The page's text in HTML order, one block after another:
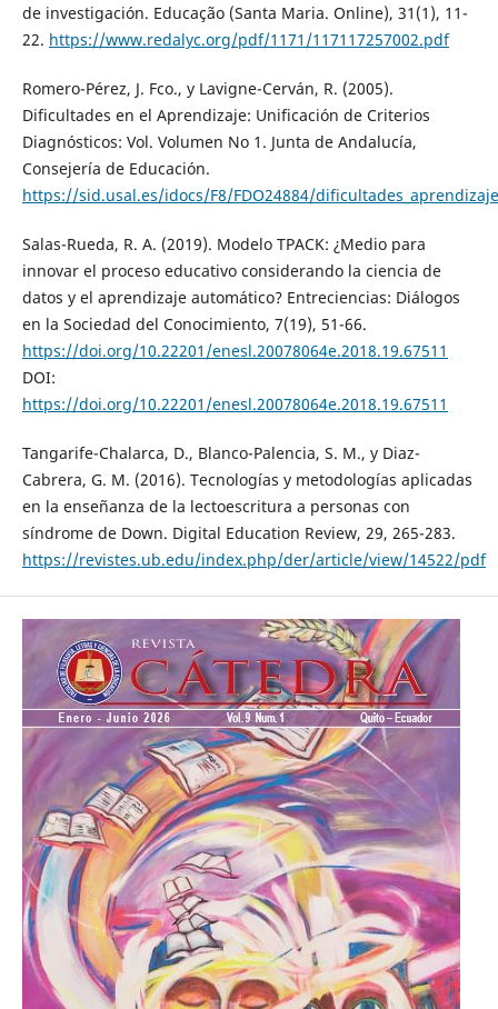
de investigación. Educação (Santa Maria. Online), 31(1), 11-
22. https://www.redalyc.org/pdf/1171/117117257002.pdf
Romero-Pérez, J. Fco., y Lavigne-Cerván, R. (2005).
Dificultades en el Aprendizaje: Unificación de Criterios
Diagnósticos: Vol. Volumen No 1. Junta de Andalucía,
Consejería de Educación.
https://sid.usal.es/idocs/F8/FDO24884/
Salas-Rueda, R. A. (2019). Modelo TPACK: ¿Medio para
innovar el proceso educativo considerando la ciencia de
datos y el aprendizaje automático? Entreciencias: Diálogos
en la Sociedad del Conocimiento, 7(19), 51-66.
https://doi.org/10.22201/enesl.20078064e.2018.19.67511
DOI:
https://doi.org/10.22201/enesl.20078064e.2018.19.67511
Tangarife-Chalarca, D., Blanco-Palencia, S. M., y Diaz-
Cabrera, G. M. (2016). Tecnologías y metodologías aplicadas
en la enseñanza de la lectoescritura a personas con
síndrome de Down. Digital Education Review, 29, 265-283.
https://revistes.ub.edu/index.php/der/article/view/14522/pdf